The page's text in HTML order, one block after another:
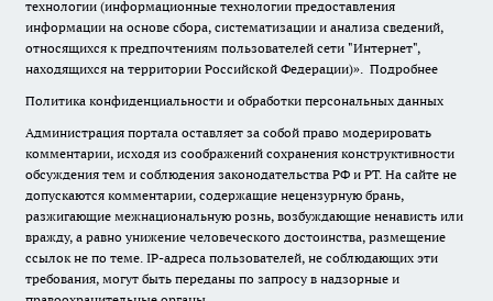
технологии (информационные технологии предоставления
информации на основе сбора, систематизации и анализа сведений,
относящихся к предпочтениям пользователей сети "Интернет",
находящихся на территории Российской Федерации)». Подробнее
Политика конфиденциальности и обработки персональных данных
Администрация портала оставляет за собой право модерировать
комментарии, исходя из соображений сохранения конструктивности
обсуждения тем и соблюдения законодательства РФ и РТ. На сайте не
допускаются комментарии, содержащие нецензурную брань,
разжигающие межнациональную рознь, возбуждающие ненависть или
вражду, а равно унижение человеческого достоинства, размещение
ссылок не по теме. IP-адреса пользователей, не соблюдающих эти
требования, могут быть переданы по запросу в надзорные и